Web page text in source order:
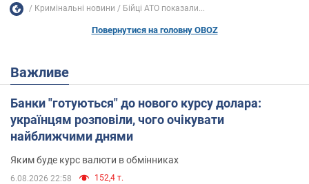
Кримінальні новини Бійці АТО показали...
Повернутися на головну OBOZ
Важливе
Банки "готуються" до нового курсу долара:
українцям розповіли, чого очікувати
найближчими днями
Яким буде курс валюти в обмінниках
6.08.2026 22:58 152,4 т.